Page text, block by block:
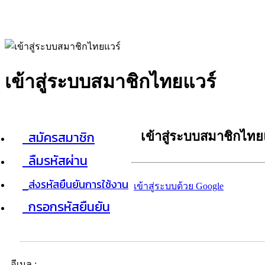
เข้าสู่ระบบสมาชิกไทยแวร์
สมัครสมาชิก
ลืมรหัสผ่าน
ส่งรหัสยืนยันการใช้งาน
กรอกรหัสยืนยัน
เข้าสู่ระบบสมาชิกไท
เข้าสู่ระบบด้วย Google